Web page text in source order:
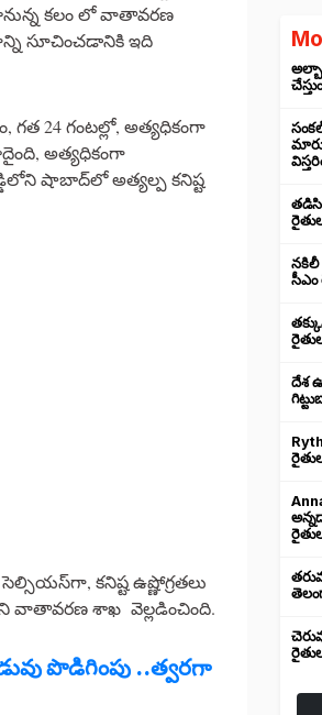
కలం లో వాతావరణ
సూచించడానికి ఇది
గత 24 గంటల్లో, అత్యధికంగా
అత్యధికంగా
షాబాద్‌లో అత్యల్ప కనిష్ట
సెల్సియస్‌గా, కనిష్ట ఉష్ణోగ్రతలు
వాతావరణ శాఖ వెల్లడించింది.
పొడిగింపు ..త్వరగా
నకిలీ
సీఎం
దేశ